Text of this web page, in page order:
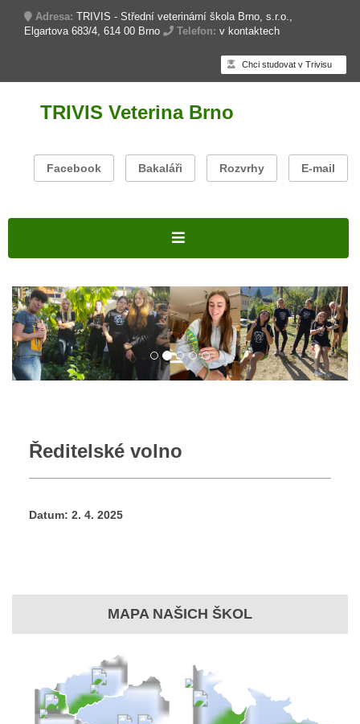
Adresa: TRIVIS - Střední veterinární škola Brno, s.r.o.,
Elgartova 683/4, 614 00 Brno
Telefon: v kontaktech
Chci studovat v Trivisu
TRIVIS Veterina Brno
Facebook Bakaláři Rozvrhy E-mail
Ředitelské volno
Datum: 2. 4. 2025
MAPA NAŠICH ŠKOL